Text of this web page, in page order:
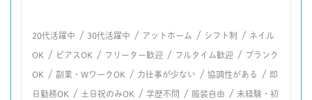
20代活躍中 / 30代活躍中 / アットホーム / シフト制 / ネイル
OK / ピアスOK / フリーター歓迎 / フルタイム歓迎 / ブランク
OK / 副業・WワークOK / 力仕事が少ない / 協調性がある / 即
日勤務OK / 土日祝のみOK / 学歴不問 / 服装自由 / 未経験・初